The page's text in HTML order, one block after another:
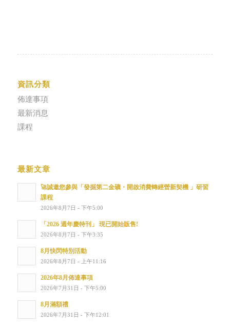
資訊分類
佈達事項
最新消息
課程
最新文章
🚀誠邀您參與「發掘第二金礦・開啟消費轉經營新契機 」研習
課程
2026年8月7日 - 下午5:00
「2026 週年慶特刊」 現已開始販售!
2026年8月7日 - 下午3:35
8月快閃特別活動
2026年8月7日 - 上午11:16
2026年8月佈達事項
2026年7月31日 - 下午5:00
8月滿額禮
2026年7月31日 - 下午12:01